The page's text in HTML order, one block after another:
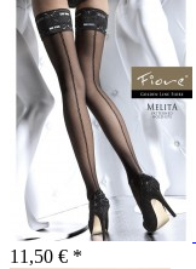
11,50 € *